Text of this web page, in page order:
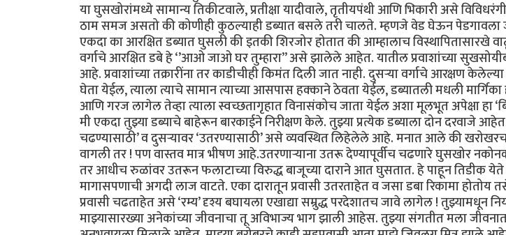
या घुसखोरांमध्ये सामान्य तिकीटवाले, प्रतीक्षा यादीवाले, तृतीयपंथी आणि भिकारी असे
ठाम समज असतो की कोणीही कुठल्याही डब्यात बसले तरी चालते. म्हणजे वेड घेऊन पेडगावला
एकदा का आरक्षित डब्यात घुसली की इतकी शिरजोर होतात की आम्हालाच विस्थापितासारखे
वर्गाचे आरक्षित डबे हे ‘’आओ जाओ घर तुम्हारा’’ असे झालेले आहेत. यातील प्रवाशांच्या
आहे. प्रवाशांच्या तक्रारींना तर काडीचीही किमंत दिली जात नाही. दुसऱ्या वर्गाचे आरक्षण
घेता येईल, त्याला त्याचे सामान त्याच्या आसपास हक्काने ठेवता येईल, डब्यातली मधली
आणि गरज लागेल तेव्हा त्याला स्वच्छतागृहात विनासंकोच जाता येईल अशा मूलभूत अपेक्षा हा
मी एकदा तुझ्या डब्याचे बाहेरून बारकाईने निरीक्षण केले. तुझ्या प्रत्येक डब्याला दोन दरवाजे आहेत.
चढण्यासाठी’ व दुसऱ्यावर ‘उतरण्यासाठी’ असे व्यवस्थित लिहेलेले आहे. मनात आले की
वागली तर ! पण वास्तव मात्र भीषण आहे.उतरणाऱ्याना उतरू देण्यापूर्वीच चढणारे घुसखोर
तर आधीच रुळांवर उतरून फलाटाच्या विरुद्ध बाजूच्या दाराने आत घुसतात. हे पाहून तिडीक
मागासपणाची अगदी लाज वाटते. एका दारातून प्रवासी उतरताहेत व जसा डबा रिकामा होतोय
प्रवासी चढताहेत असे ‘रम्य’ दृश्य बघायला एखाद्या सम्रुद्ध परदेशातच जावे लागेल ! तुझ्यामधून
माझ्यासारख्या अनेकांच्या जीवनाचा तू अविभाज्य भाग झाली आहेस. तुझ्या संगतीत मला